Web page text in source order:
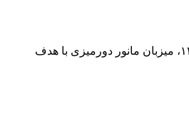
مانور دورمیزی(TTX) با سناریوی پاسخ حوزه سلامت استان کرمان در شرایط بحران کرمان – مهرکریمان نیوز/ دانشگاه علوم پزشکی کرمان روز دوشنبه ۲۹ تیرماه ۱۴۰۵، میزبان مانور دورمیزی با هدف